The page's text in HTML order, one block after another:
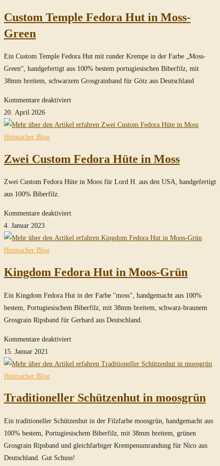
Custom Temple Fedora Hut in Moss-
Green
Ein Custom Temple Fedora Hut mit runder Krempe in der Farbe „Moss-
Green“, handgefertigt aus 100% bestem portugiesischen Biberfilz, mit
38mm breitem, schwarzem Grosgrainband für Götz aus Deutschland
Kommentare deaktiviertfür
Temple
in
Green
20. April 2026
Hutmacher Blog
Zwei Custom Fedora Hüte in Moss
Zwei Custom Fedora Hüte in Moos für Lord H. aus den USA, handgefertigt
aus 100% Biberfilz.
Kommentare deaktiviertfür
Custom
in
4. Januar 2023
Hutmacher Blog
Kingdom Fedora Hut in Moos-Grün
Ein Kingdom Fedora Hut in der Farbe "moss", handgemacht aus 100%
bestem, Portugiesischem Biberfilz, mit 38mm breitem, schwarz-braunem
Grosgrain Ripsband für Gerhard aus Deutschland.
Kommentare deaktiviertfür
Fedora
Moos-
15. Januar 2021
Hutmacher Blog
Traditioneller Schützenhut in moosgrün
Ein traditioneller Schützenhut in der Filzfarbe moosgrün, handgemacht aus
100% bestem, Portugiesischem Biberfilz, mit 38mm breitem, grünen
Grosgrain Ripsband und gleichfarbiger Krempenumrandung für Nico aus
Deutschland. Gut Schuss!